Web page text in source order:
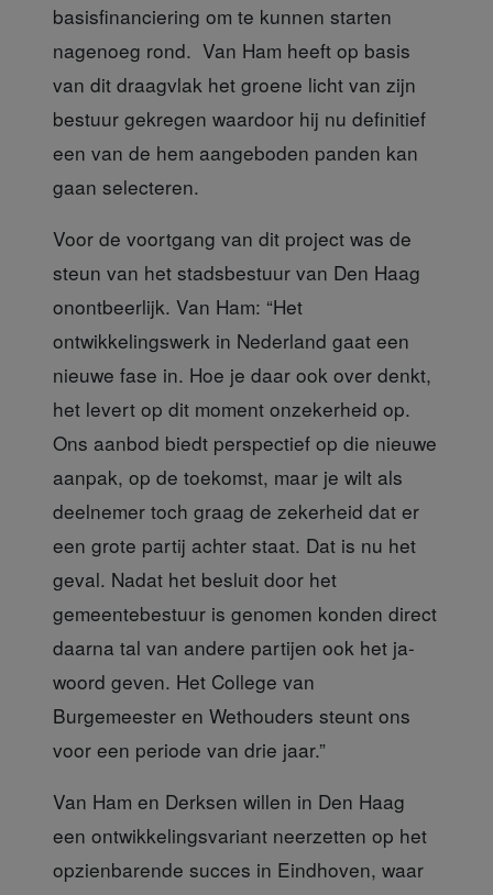
basisfinanciering om te kunnen starten
nagenoeg rond. Van Ham heeft op basis
van dit draagvlak het groene licht van zijn
bestuur gekregen waardoor hij nu definitief
een van de hem aangeboden panden kan
gaan selecteren.
Voor de voortgang van dit project was de
steun van het stadsbestuur van Den Haag
onontbeerlijk. Van Ham: “Het
ontwikkelingswerk in Nederland gaat een
nieuwe fase in. Hoe je daar ook over denkt,
het levert op dit moment onzekerheid op.
Ons aanbod biedt perspectief op die nieuwe
aanpak, op de toekomst, maar je wilt als
deelnemer toch graag de zekerheid dat er
een grote partij achter staat. Dat is nu het
geval. Nadat het besluit door het
gemeentebestuur is genomen konden direct
daarna tal van andere partijen ook het ja-
woord geven. Het College van
Burgemeester en Wethouders steunt ons
voor een periode van drie jaar.”
Van Ham en Derksen willen in Den Haag
een ontwikkelingsvariant neerzetten op het
opzienbarende succes in Eindhoven, waar